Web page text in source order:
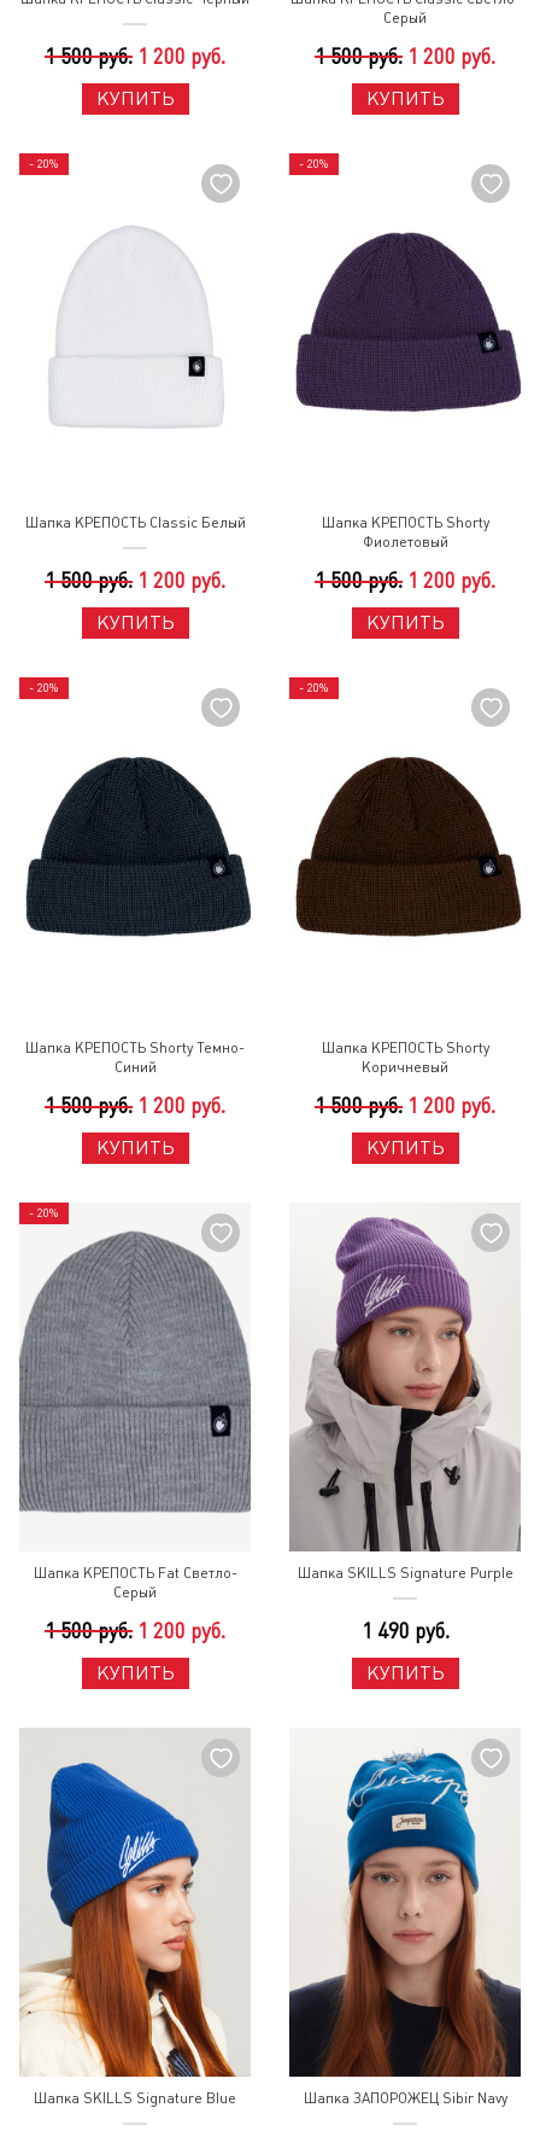
1 500 руб. 1 200 руб.
КУПИТЬ
Серый
1 500 руб. 1 200 руб.
КУПИТЬ
- 20%
Шапка КРЕПОСТЬ Classic Белый
1 500 руб. 1 200 руб.
КУПИТЬ
- 20%
Шапка КРЕПОСТЬ Shorty
Фиолетовый
1 500 руб. 1 200 руб.
КУПИТЬ
- 20%
Шапка КРЕПОСТЬ Shorty Темно-
Синий
1 500 руб. 1 200 руб.
КУПИТЬ
- 20%
Шапка КРЕПОСТЬ Shorty
Коричневый
1 500 руб. 1 200 руб.
КУПИТЬ
- 20%
Шапка КРЕПОСТЬ Fat Светло-
Серый
1 500 руб. 1 200 руб.
КУПИТЬ
Шапка SKILLS Signature Purple
1 490 руб.
КУПИТЬ
Шапка SKILLS Signature Blue Шапка ЗАПОРОЖЕЦ Sibir Navy